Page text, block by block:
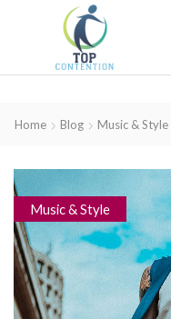
Home Blog Music & Style
Music & Style